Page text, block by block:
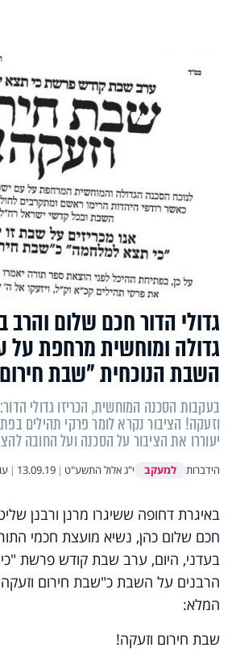
גדולי הדור חכם שלום והרב
גדולה ומוחשית מרחפת על
השבת הנוכחית "שבת
בעקבות הסכנה המוחשית, הכריזו גדולי
וזעקה! הציבור נקרא לומר פרקי תהילים
יעוררו את הציבור על הסכנה ועל החובה
הידברות למעקב י"ג אלול התשע"ט |
13.09.19
|
באיגרת דחופה ששיגרו מרנן ורבנן
חכם שלום כהן, נשיא מועצת חכמי
בעדני, היום, ערב שבת קודש פרשת "כי
הרבנים על השבת כ"שבת חירום
המלא:
שבת חירום וזעקה!